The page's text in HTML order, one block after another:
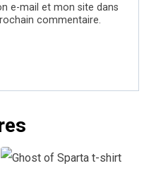
e-mail et mon site dans
commentaire.